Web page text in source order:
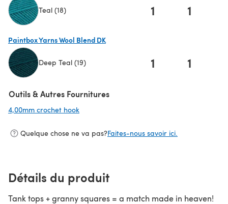
Teal (18) 1 1
Paintbox Yarns Wool Blend DK
Deep Teal (19) 1 1
Outils & Autres Fournitures
4,00mm crochet hook
Quelque chose ne va pas?Faites-nous savoir ici.
Détails du produit
Tank tops + granny squares = a match made in heaven!